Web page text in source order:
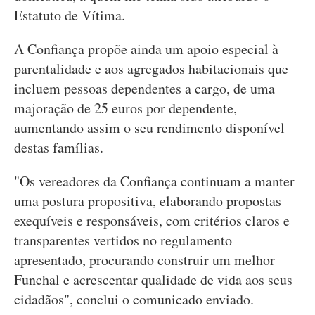
Estatuto de Vítima.
A Confiança propõe ainda um apoio especial à
parentalidade e aos agregados habitacionais que
incluem pessoas dependentes a cargo, de uma
majoração de 25 euros por dependente,
aumentando assim o seu rendimento disponível
destas famílias.
"Os vereadores da Confiança continuam a manter
uma postura propositiva, elaborando propostas
exequíveis e responsáveis, com critérios claros e
transparentes vertidos no regulamento
apresentado, procurando construir um melhor
Funchal e acrescentar qualidade de vida aos seus
cidadãos", conclui o comunicado enviado.